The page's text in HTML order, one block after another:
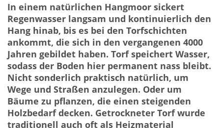
In einem natürlichen Hangmoor sickert
Regenwasser langsam und kontinuierlich den
Hang hinab, bis es bei den Torfschichten
ankommt, die sich in den vergangenen 4000
Jahren gebildet haben. Torf speichert Wasser,
sodass der Boden hier permanent nass bleibt.
Nicht sonderlich praktisch natürlich, um
Wege und Straßen anzulegen. Oder um
Bäume zu pflanzen, die einen steigenden
Holzbedarf decken. Getrockneter Torf wurde
traditionell auch oft als Heizmaterial